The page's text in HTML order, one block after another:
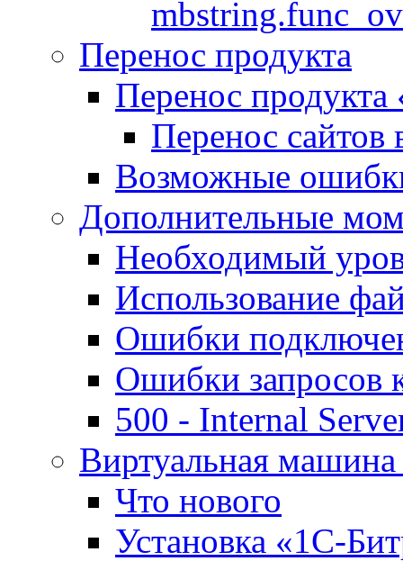
Перенос продукта
Перенос продукта
Перенос сайтов
Возможные
Дополнительные
Необходимый
Использование
Ошибки
Ошибки запросов
500 - Internal
Виртуальная
Что нового
Установка «1С-